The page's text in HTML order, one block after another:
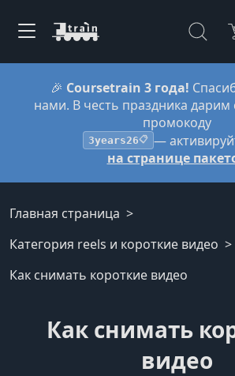
🎉 Coursetrain 3 года!
нами. В честь праздника дарим
промокоду
3years26📋 —
на странице
Главная страница
Категория reels и короткие видео
Как снимать короткие видео
Как снимать
видео